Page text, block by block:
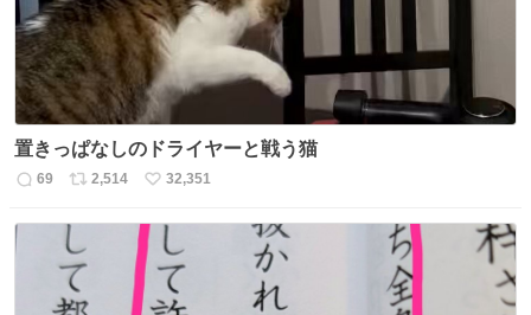
置きっぱなしのドライヤーと戦う猫
返
数
69
リ
ス
ト
数
2,514
い
ね
数
32,351